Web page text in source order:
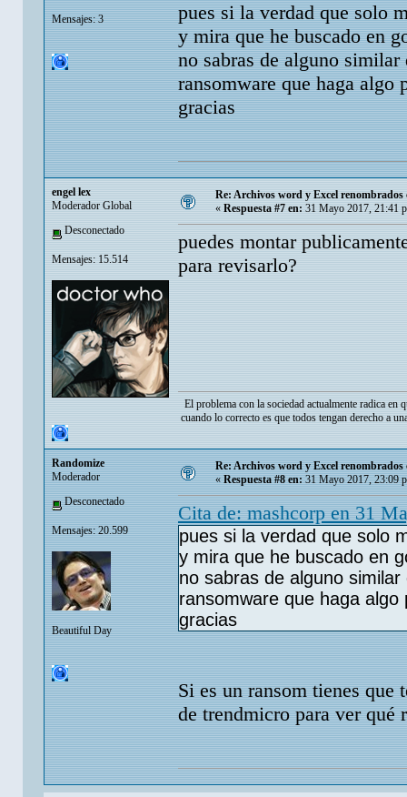
Mensajes: 3
pues si la verdad que solo
y mira que he buscado en
no sabras de alguno
ransomware que haga algo
gracias
engel lex
Moderador Global
Desconectado
Mensajes: 15.514
Re: Archivos word y Excel renombrados
« Respuesta #7 en: 31 Mayo 2017, 21:41
puedes montar
para revisarlo?
El problema con la sociedad actualmente radica en
cuando lo correcto es que todos tengan derecho a
Randomize
Moderador
Desconectado
Mensajes: 20.599
Beautiful Day
Re: Archivos word y Excel renombrados
«Respuesta #8 en:31 Mayo 2017, 23:09
Cita de: mashcorp en 31
pues si la verdad que solo
y mira que he buscado en
no sabras de alguno
ransomware que haga
gracias
Si es un ransom tienes que
de trendmicro para ver